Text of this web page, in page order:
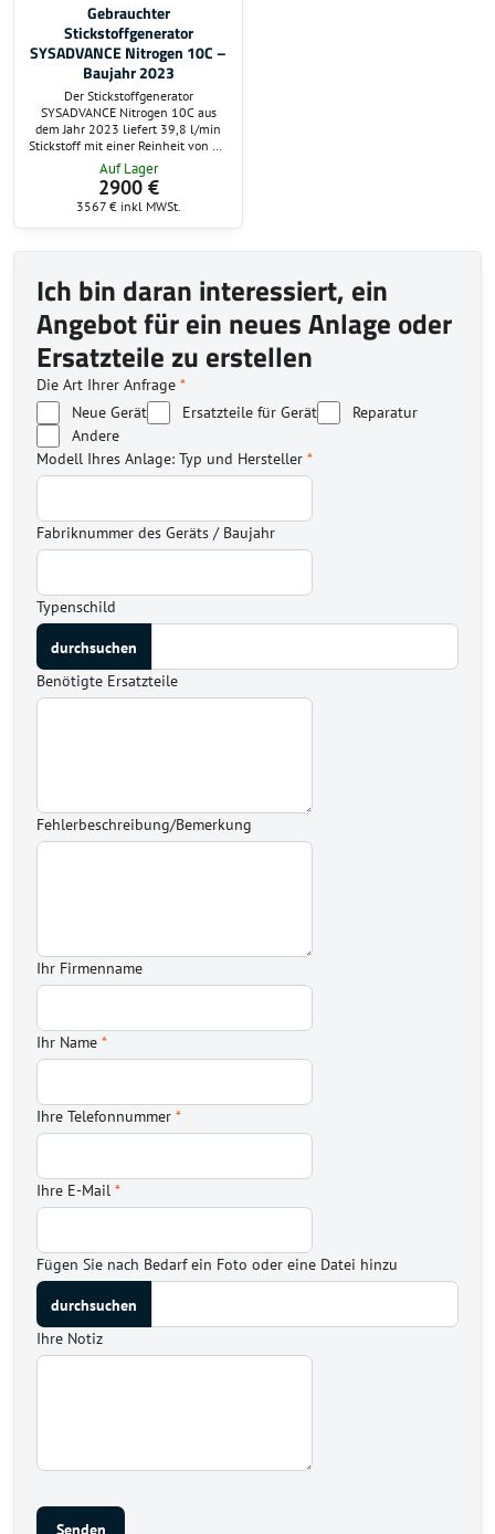
Gebrauchter
Stickstoffgenerator
SYSADVANCE Nitrogen 10C –
Baujahr 2023
Der Stickstoffgenerator
SYSADVANCE Nitrogen 10C aus
dem Jahr 2023 liefert 39,8 l/min
Stickstoff mit einer Reinheit von 99
%. Mit einem maximalen
Ausgangsdruck von 6,5 bar,
niedrigem Energiebedarf und
kompakten Abmessungen eignet er
sich perfekt für Labor-, Produktions-
Auf Lager
2900 €
3567 € inkl MWSt.
Ich bin daran interessiert, ein
Angebot für ein neues Anlage oder
Ersatzteile zu erstellen
Die Art Ihrer Anfrage *
Neue Gerät
Ersatzteile für Gerät
Reparatur
Andere
Modell Ihres Anlage: Typ und Hersteller *
Fabriknummer des Geräts / Baujahr
Typenschild
Benötigte Ersatzteile
Fehlerbeschreibung/Bemerkung
Ihr Firmenname
Ihr Name *
Ihre Telefonnummer *
Ihre E-Mail *
Fügen Sie nach Bedarf ein Foto oder eine Datei hinzu
Ihre Notiz
Senden